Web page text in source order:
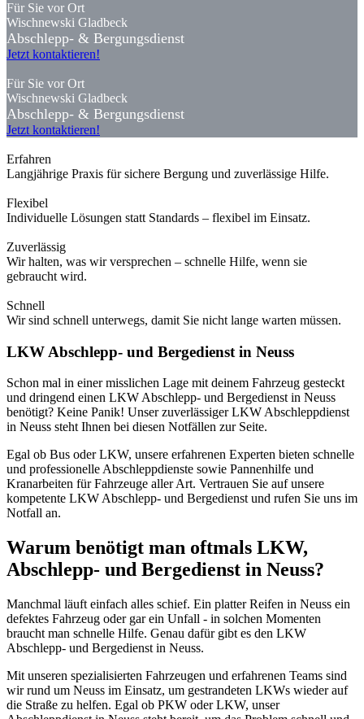
Für Sie vor Ort
Wischnewski Gladbeck
Abschlepp- & Bergungsdienst
Jetzt kontaktieren!
Für Sie vor Ort
Wischnewski Gladbeck
Abschlepp- & Bergungsdienst
Jetzt kontaktieren!
Erfahren
Langjährige Praxis für sichere Bergung und zuverlässige Hilfe.
Flexibel
Individuelle Lösungen statt Standards – flexibel im Einsatz.
Zuverlässig
Wir halten, was wir versprechen – schnelle Hilfe, wenn sie
gebraucht wird.
Schnell
Wir sind schnell unterwegs, damit Sie nicht lange warten müssen.
LKW Abschlepp- und Bergedienst in Neuss
Schon mal in einer misslichen Lage mit deinem Fahrzeug gesteckt
und dringend einen LKW Abschlepp- und Bergedienst in Neuss
benötigt? Keine Panik! Unser zuverlässiger LKW Abschleppdienst
in Neuss steht Ihnen bei diesen Notfällen zur Seite.
Egal ob Bus oder LKW, unsere erfahrenen Experten bieten schnelle
und professionelle Abschleppdienste sowie Pannenhilfe und
Kranarbeiten für Fahrzeuge aller Art. Vertrauen Sie auf unsere
kompetente LKW Abschlepp- und Bergedienst und rufen Sie uns im
Notfall an.
Warum benötigt man oftmals LKW,
Abschlepp- und Bergedienst in Neuss?
Manchmal läuft einfach alles schief. Ein platter Reifen in Neuss ein
defektes Fahrzeug oder gar ein Unfall - in solchen Momenten
braucht man schnelle Hilfe. Genau dafür gibt es den LKW
Abschlepp- und Bergedienst in Neuss.
Mit unseren spezialisierten Fahrzeugen und erfahrenen Teams sind
wir rund um Neuss im Einsatz, um gestrandeten LKWs wieder auf
die Straße zu helfen. Egal ob PKW oder LKW, unser